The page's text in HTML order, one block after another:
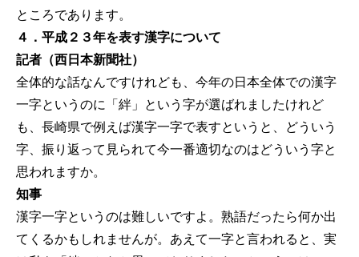
ところであります。
４．平成２３年を表す漢字について
記者（西日本新聞社）
全体的な話なんですけれども、今年の日本全体での漢字
一字というのに「絆」という字が選ばれましたけれど
も、長崎県で例えば漢字一字で表すというと、どういう
字、振り返って見られて今一番適切なのはどういう字と
思われますか。
知事
漢字一字というのは難しいですよ。熟語だったら何か出
てくるかもしれませんが。あえて一字と言われると、実